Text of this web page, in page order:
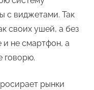
с виджетами. Так
своих ушей, а без
не смартфон, а
говорю.
рынки